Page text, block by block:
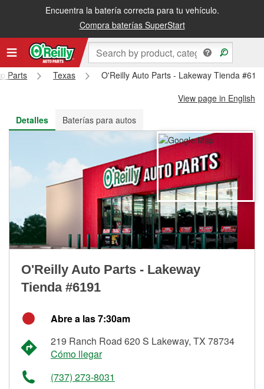
Encuentra la batería correcta para tu vehículo.
Compra baterías SuperStart
Recibe tu orden gratis al día siguiente o recógela en la tienda
Parts Texas
O'Reilly Auto Parts - Lakeway Tienda
View page in English
Detalles
Baterías para autos
O'Reilly Auto Parts - Lakeway
Tienda #6191
Abre a las 7:30am
219 Ranch Road 620 S Lakeway, TX 78734
Cómo llegar
(737) 273-8031